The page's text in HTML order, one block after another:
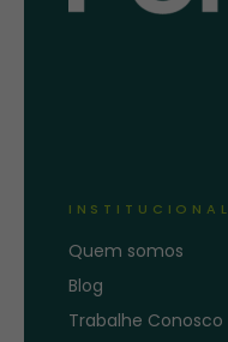
INSTITUCIONAL
Quem somos
Blog
Trabalhe Conosco